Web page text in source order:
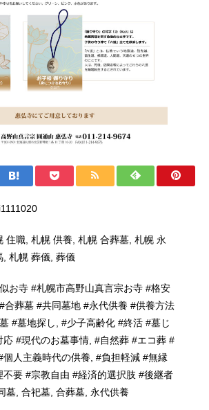
住職 札幌 供養 札幌 合葬墓 札幌 永
札幌 葬儀 葬儀
お寺 #札幌市高野山真言宗お寺 #格安
#合葬墓 #共同墓地 #永代供養 #供養方法
#墓地探し
#少子高齢化 #終活 #墓じ
応 #現代のお墓事情 #自然葬 #エコ葬 #
人主義時代の供養 #負担軽減 #無縁
不要 #宗教自由 #経済的選択肢 #後継者
墓 合祀墓 合葬墓 永代供養